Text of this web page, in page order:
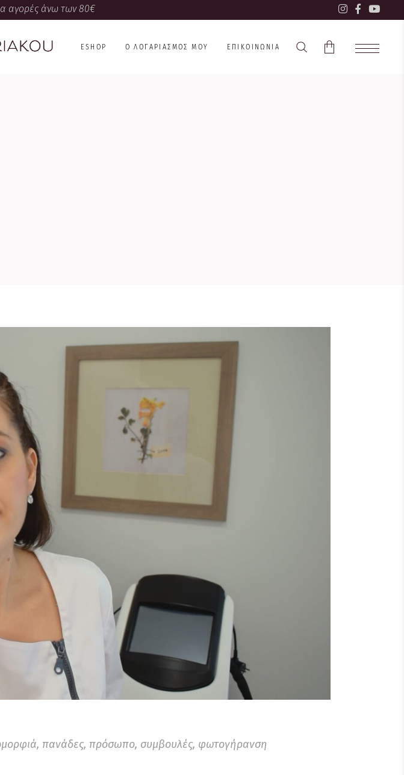
αγορές άνω των 80€
ESHOP Ο ΛΟΓΑΡΙΑΣΜΌΣ ΜΟΥ ΕΠΙΚΟΙΝΩΝΊΑ
, πανάδες, πρόσωπο, συμβουλές, φωτογήρανση